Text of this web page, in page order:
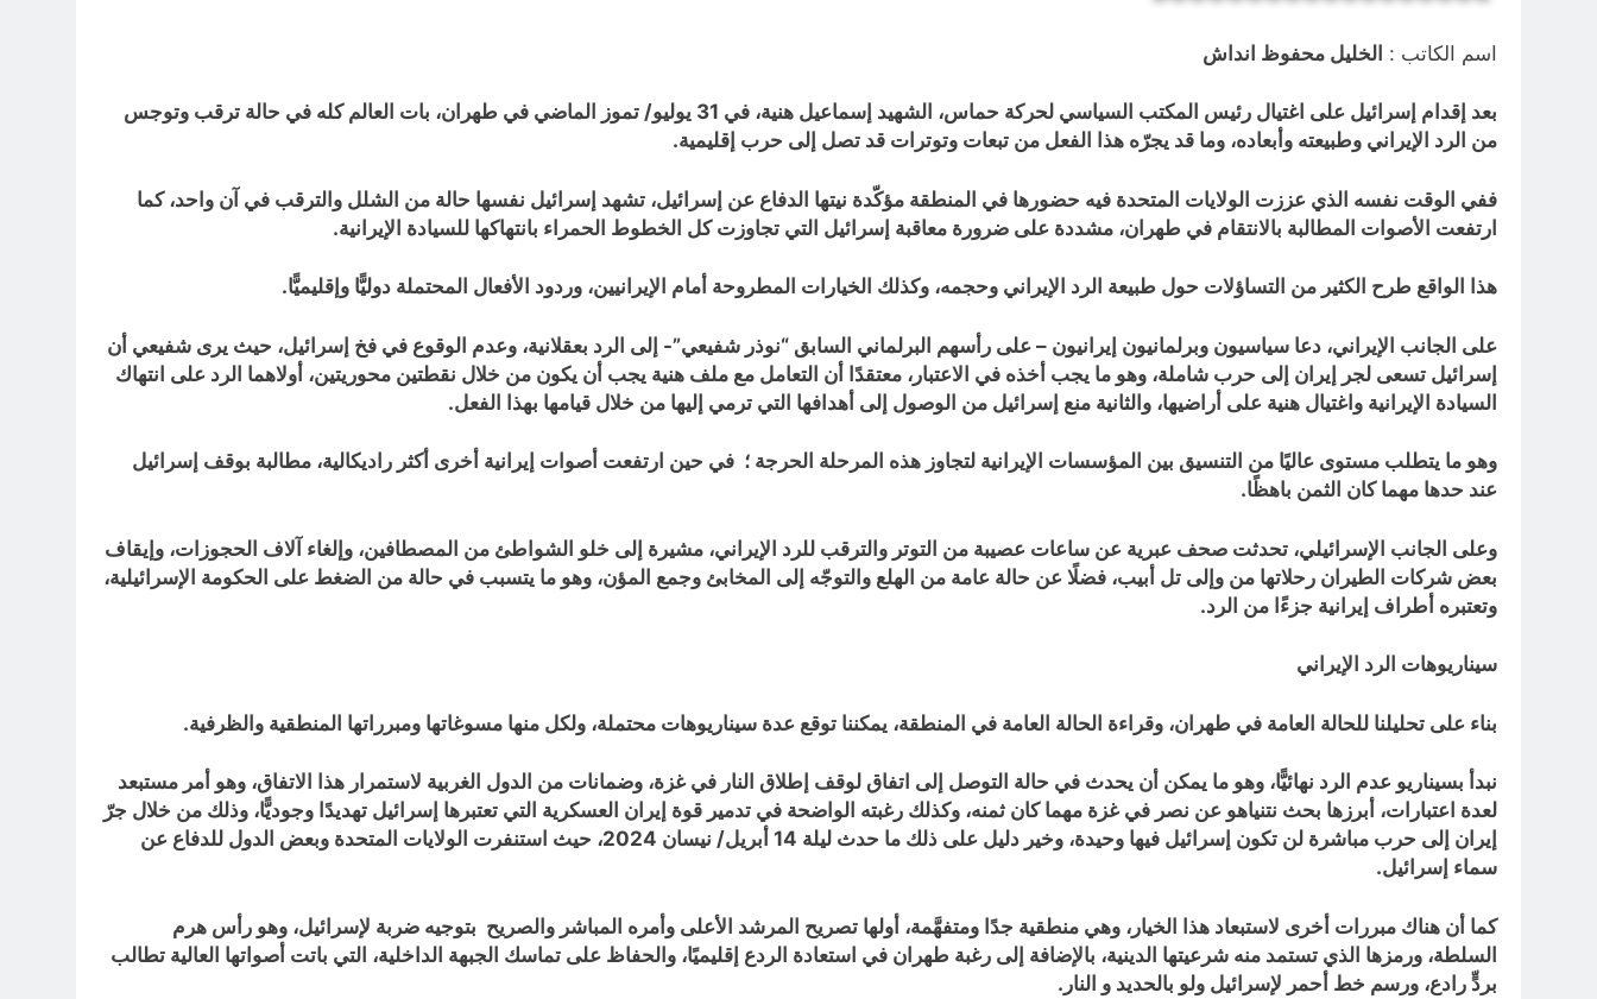
اسم الكاتب : الخليل محفوظ انداش
بعد إقدام إسرائيل على اغتيال رئيس المكتب السياسي لحركة حماس، الشهيد إسماعيل هنية، في 31 يوليو/ تموز الماضي في طهران، بات العالم كله في حالة ترقب وتوجس
من الرد الإيراني وطبيعته وأبعاده، وما قد يجرّه هذا الفعل من تبعات وتوترات قد تصل إلى حرب إقليمية.
ففي الوقت نفسه الذي عززت الولايات المتحدة فيه حضورها في المنطقة مؤكّدة نيتها الدفاع عن إسرائيل، تشهد إسرائيل نفسها حالة من الشلل والترقب في آن واحد، كما
ارتفعت الأصوات المطالبة بالانتقام في طهران، مشددة على ضرورة معاقبة إسرائيل التي تجاوزت كل الخطوط الحمراء بانتهاكها للسيادة الإيرانية.
هذا الواقع طرح الكثير من التساؤلات حول طبيعة الرد الإيراني وحجمه، وكذلك الخيارات المطروحة أمام الإيرانيين، وردود الأفعال المحتملة دوليًّا وإقليميًّا.
على الجانب الإيراني، دعا سياسيون وبرلمانيون إيرانيون – على رأسهم البرلماني السابق “نوذر شفيعي”- إلى الرد بعقلانية، وعدم الوقوع في فخ إسرائيل، حيث يرى شفيعي أن
إسرائيل تسعى لجر إيران إلى حرب شاملة، وهو ما يجب أخذه في الاعتبار، معتقدًا أن التعامل مع ملف هنية يجب أن يكون من خلال نقطتين محوريتين، أولاهما الرد على انتهاك
السيادة الإيرانية واغتيال هنية على أراضيها، والثانية منع إسرائيل من الوصول إلى أهدافها التي ترمي إليها من خلال قيامها بهذا الفعل.
وهو ما يتطلب مستوى عاليًا من التنسيق بين المؤسسات الإيرانية لتجاوز هذه المرحلة الحرجة ؛ في حين ارتفعت أصوات إيرانية أخرى أكثر راديكالية، مطالبة بوقف إسرائيل
عند حدها مهما كان الثمن باهظًا.
وعلى الجانب الإسرائيلي، تحدثت صحف عبرية عن ساعات عصيبة من التوتر والترقب للرد الإيراني، مشيرة إلى خلو الشواطئ من المصطافين، وإلغاء آلاف الحجوزات، وإيقاف
بعض شركات الطيران رحلاتها من وإلى تل أبيب، فضلًا عن حالة عامة من الهلع والتوجّه إلى المخابئ وجمع المؤن، وهو ما يتسبب في حالة من الضغط على الحكومة الإسرائيلية،
وتعتبره أطراف إيرانية جزءًا من الرد.
سيناريوهات الرد الإيراني
بناء على تحليلنا للحالة العامة في طهران، وقراءة الحالة العامة في المنطقة، يمكننا توقع عدة سيناريوهات محتملة، ولكل منها مسوغاتها ومبرراتها المنطقية والظرفية.
نبدأ بسيناريو عدم الرد نهائيًّا، وهو ما يمكن أن يحدث في حالة التوصل إلى اتفاق لوقف إطلاق النار في غزة، وضمانات من الدول الغربية لاستمرار هذا الاتفاق، وهو أمر مستبعد
لعدة اعتبارات، أبرزها بحث نتنياهو عن نصر في غزة مهما كان ثمنه، وكذلك رغبته الواضحة في تدمير قوة إيران العسكرية التي تعتبرها إسرائيل تهديدًا وجوديًّا، وذلك من خلال جرّ
إيران إلى حرب مباشرة لن تكون إسرائيل فيها وحيدة، وخير دليل على ذلك ما حدث ليلة 14 أبريل/ نيسان 2024، حيث استنفرت الولايات المتحدة وبعض الدول للدفاع عن
سماء إسرائيل.
كما أن هناك مبررات أخرى لاستبعاد هذا الخيار، وهي منطقية جدًا ومتفهَّمة، أولها تصريح المرشد الأعلى وأمره المباشر والصريح بتوجيه ضربة لإسرائيل، وهو رأس هرم
السلطة، ورمزها الذي تستمد منه شرعيتها الدينية، بالإضافة إلى رغبة طهران في استعادة الردع إقليميًا، والحفاظ على تماسك الجبهة الداخلية، التي باتت أصواتها العالية تطالب
بردٍّ رادع، ورسم خط أحمر لإسرائيل ولو بالحديد و النار.